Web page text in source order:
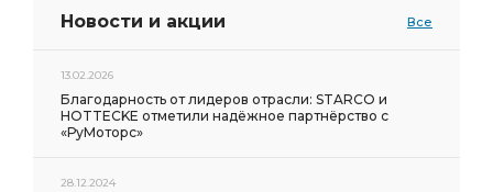
Новости и акции Все
13.02.2026
Благодарность от лидеров отрасли: STARCO и
HOTTECKE отметили надёжное партнёрство с
«РуМоторс»
28.12.2024